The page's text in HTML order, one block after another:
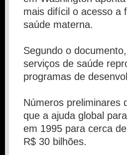
mais difícil o acesso a
saúde materna.
Segundo o
serviços de saúde
programas de
Números preliminares
que a ajuda global
em 1995 para cerca
R$ 30 bilhões.